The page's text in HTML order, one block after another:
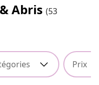
Abris (53
Prix